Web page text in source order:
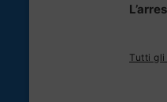
Tutti